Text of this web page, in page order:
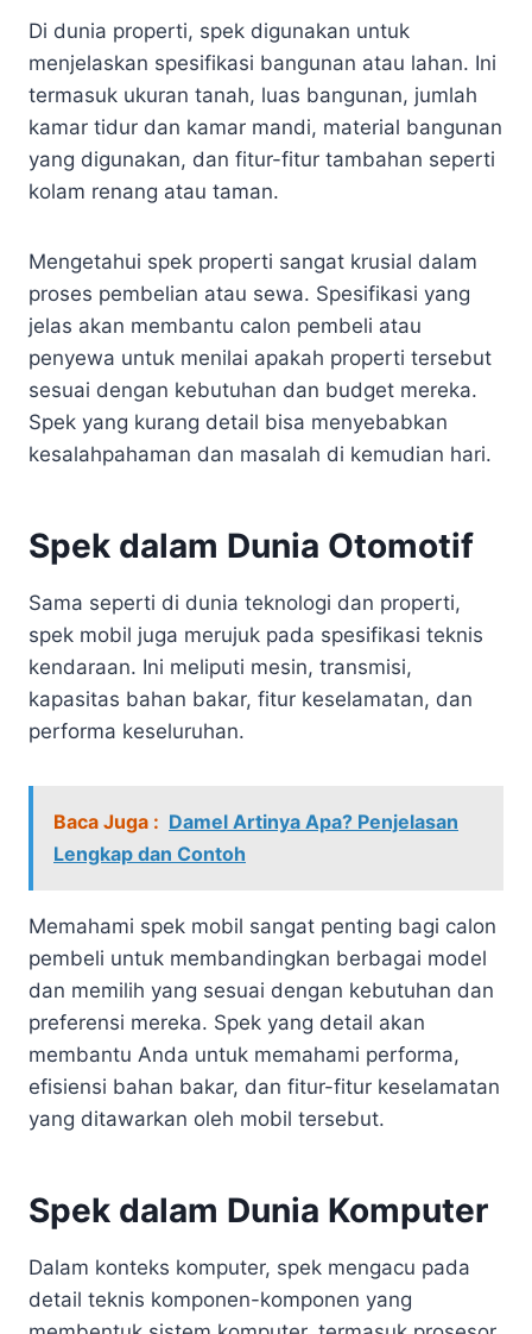
Di dunia properti, spek digunakan untuk
menjelaskan spesifikasi bangunan atau lahan. Ini
termasuk ukuran tanah, luas bangunan, jumlah
kamar tidur dan kamar mandi, material bangunan
yang digunakan, dan fitur-fitur tambahan seperti
kolam renang atau taman.
Mengetahui spek properti sangat krusial dalam
proses pembelian atau sewa. Spesifikasi yang
jelas akan membantu calon pembeli atau
penyewa untuk menilai apakah properti tersebut
sesuai dengan kebutuhan dan budget mereka.
Spek yang kurang detail bisa menyebabkan
kesalahpahaman dan masalah di kemudian hari.
Spek dalam Dunia Otomotif
Sama seperti di dunia teknologi dan properti,
spek mobil juga merujuk pada spesifikasi teknis
kendaraan. Ini meliputi mesin, transmisi,
kapasitas bahan bakar, fitur keselamatan, dan
performa keseluruhan.
Baca Juga : Damel Artinya Apa? Penjelasan
Lengkap dan Contoh
Memahami spek mobil sangat penting bagi calon
pembeli untuk membandingkan berbagai model
dan memilih yang sesuai dengan kebutuhan dan
preferensi mereka. Spek yang detail akan
membantu Anda untuk memahami performa,
efisiensi bahan bakar, dan fitur-fitur keselamatan
yang ditawarkan oleh mobil tersebut.
Spek dalam Dunia Komputer
Dalam konteks komputer, spek mengacu pada
detail teknis komponen-komponen yang